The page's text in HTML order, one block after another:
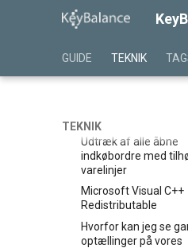
GUIDE TEKNIK
TEKNIK
Filer på
Cloud
min gamle teamviwer
Udtræk af alle åbne
indkøbordre med
varelinjer
Microsoft Visual C++
Redistributable
Hvorfor kan jeg se
optællinger på vores